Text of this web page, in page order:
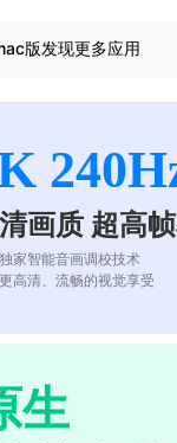
版发现更多应用
画质 超高
家智能音画调校技术
高清、流畅的视觉享受
生